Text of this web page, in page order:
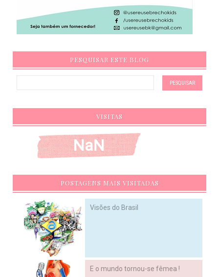
PESQUISAR ESTE BLOG
VISITAS
NaN
POSTAGENS MAIS VISITADAS
Visões do Brasil
E o mundo tornou-se fêmea !